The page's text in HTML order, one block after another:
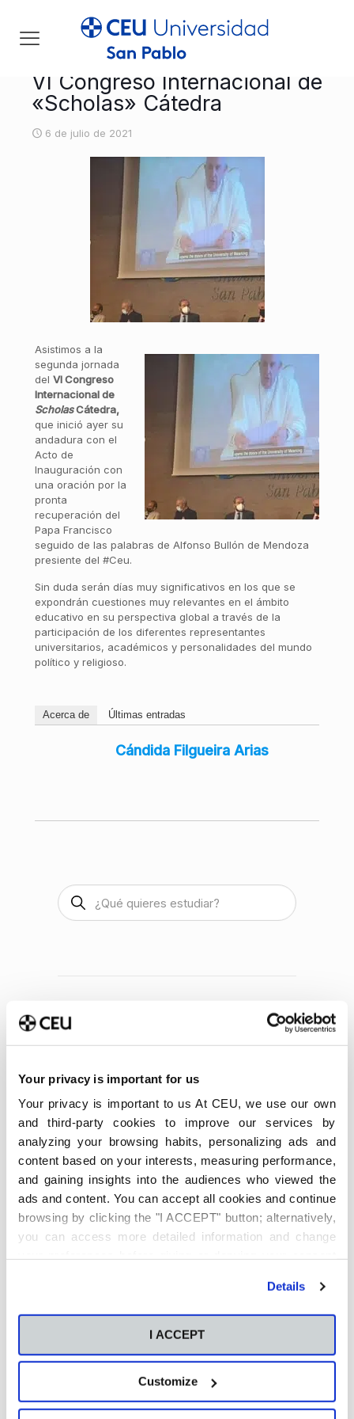
Your privacy is important for us
Your privacy is important to us At CEU, we use our own
and third-party cookies to improve our services by
analyzing your browsing habits, personalizing ads and
content based on your interests, measuring performance,
and gaining insights into the audiences who viewed the
ads and content. You can accept all cookies and continue
browsing by clicking the "I ACCEPT" button; alternatively,
you can access more detailed information and change
Details
I ACCEPT
Customize
VI Congreso Internacional de
«Scholas» Cátedra
6 de julio de 2021
Asistimos a la
segunda jornada
del VI Congreso
Internacional de
ScholasCátedra,
que inició ayer su
andadura con el
Acto de
Inauguración con
una oración por la
pronta
recuperación del
Papa Francisco
seguido de las palabras de Alfonso Bullón de Mendoza
presiente del #Ceu.
Sin duda serán días muy significativos en los que se
expondrán cuestiones muy relevantes en el ámbito
educativo en su perspectiva global a través de la
participación de los diferentes representantes
universitarios, académicos y personalidades del mundo
político y religioso.
Acerca de Últimas entradas
Cándida Filgueira Arias
Últimas publicaciones
Método Pomodoro para
la universidad y cuándo no
6 de agosto de 2026
Qué es y cómo está
transformando el análisis
predictivo la sostenibilidad
empresarial
4 de agosto de 2026
decidir qué carrera estudiar
¿Qué es People Analytics y
revolucionando la gestión
del talento?